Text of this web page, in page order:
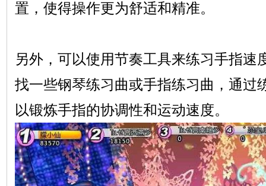
置，使得操作更为舒适和精准。
另外，可以使用节奏工具来练习手指速
找一些钢琴练习曲或手指练习曲，通过
以锻炼手指的协调性和运动速度。